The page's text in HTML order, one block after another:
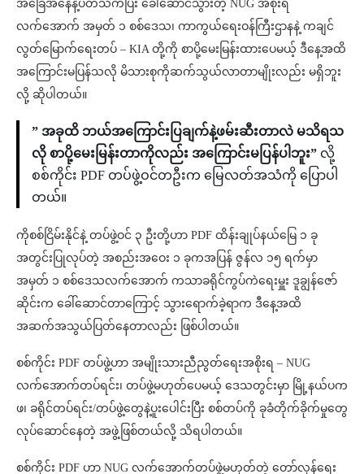
အခြေအနေနဲ့ပတ်သက်ပြီး ခေါ်ဆောင်သွားတဲ့ NUG အစိုးရ
လက်အောက် အမှတ် ၁ စစ်ဒေသ၊ ကာကွယ်ရေးဝန်ကြီးဌာနနဲ့ ကချင်
လွတ်မြောက်ရေးတပ် – KIA တို့ကို စာပို့မေးမြန်းထားပေမယ့် ဒီနေ့အထိ
အကြောင်းမပြန်သလို မိသားစုကိုဆက်သွယ်လာတာမျိုးလည်း မရှိဘူး
လို့ ဆိုပါတယ်။
” အခုထိ ဘယ်အကြောင်းပြချက်နဲ့ဖမ်းဆီးတာလဲ မသိရသ
လို စာပို့မေးမြန်းတာကိုလည်း အကြောင်းမပြန်ပါဘူး” လို့
စစ်ကိုင်း PDF တပ်ဖွဲ့ဝင်တဦးက မြေလတ်အသံကို ပြောပါ
တယ်။
ကိုစစ်ငြိမ်းနိုင်နဲ့ တပ်ဖွဲ့ဝင် ၃ ဦးတို့ဟာ PDF ထိန်းချုပ်နယ်မြေ ၁ ခု
အတွင်းပြုလုပ်တဲ့ အစည်းအဝေး ၁ ခုကအပြန် ဇွန်လ ၁၅ ရက်မှာ
အမှတ် ၁ စစ်ဒေသလက်အောက် ကသာခရိုင်ကွပ်ကဲရေးမှူး ဒူချွန်ဇော်
ဆိုင်းက ခေါ်ဆောင်တာကြောင့် သွားရောက်ခဲ့ရာက ဒီနေ့အထိ
အဆက်အသွယ်ပြတ်နေတာလည်း ဖြစ်ပါတယ်။
စစ်ကိုင်း PDF တပ်ဖွဲ့ဟာ အမျိုးသားညီညွတ်ရေးအစိုးရ – NUG
လက်အောက်တပ်ရင်း၊ တပ်ဖွဲ့မဟုတ်ပေမယ့် ဒေသတွင်းမှာ မြို့နယ်ပက
ဖ၊ ခရိုင်တပ်ရင်း/တပ်ဖွဲ့တွေနဲ့ပူးပေါင်းပြီး စစ်တပ်ကို ခုခံတိုက်ခိုက်မှုတွေ
လုပ်ဆောင်နေတဲ့ အဖွဲ့ဖြစ်တယ်လို့ သိရပါတယ်။
စစ်ကိုင်း PDF ဟာ NUG လက်အောက်တပ်ဖွဲ့မဟုတ်တဲ့ တော်လှန်ရေး